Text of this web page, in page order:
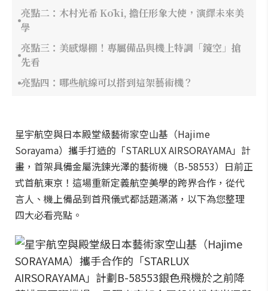
亮點二：木村光希 Kōki, 擔任形象大使，演繹未來美
學
亮點三：美感爆棚！專屬備品與機上特調「鏡空」搶
先看
亮點四：哪些航線可以搭到這架藝術機？
星宇航空與日本殿堂級藝術家空山基（Hajime
Sorayama）攜手打造的「STARLUX AIRSORAYAMA」計
畫，首架具備金屬洗鍊光澤的藝術機（B-58553）日前正
式首航東京！這場重新定義航空美學的跨界合作，從代
言人、機上備品到首飛儀式都話題滿滿，以下為您整理
四大必看亮點。